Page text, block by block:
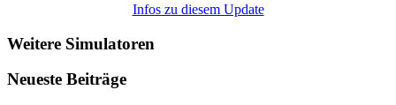
Infos zu diesem Update
Weitere Simulatoren
Neueste Beiträge